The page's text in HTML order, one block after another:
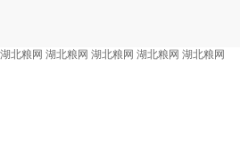
湖北粮网 湖北粮网 湖北粮网 湖北粮网 湖北粮网